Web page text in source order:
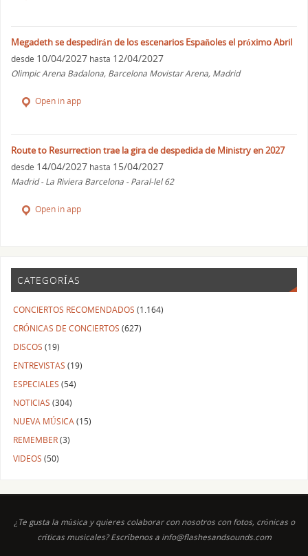
Megadeth se despedirán de los escenarios Españoles el próximo Abril
desde 10/04/2027 hasta 12/04/2027
Olimpic Arena Badalona, Barcelona Movistar Arena, Madrid
Open in app
Route to Resurrection trae la gira de despedida de Ministry en 2027
desde 14/04/2027 hasta 15/04/2027
Madrid - La Riviera Barcelona - Paral-lel 62
Open in app
CATEGORÍAS
CONCIERTOS RECOMENDADOS (1.164)
CRÓNICAS DE CONCIERTOS (627)
DISCOS (19)
ENTREVISTAS (19)
ESPECIALES (54)
NOTICIAS (304)
NUEVA MÚSICA(15)
REMEMBER(3)
VIDEOS (50)
¿Te gusta la música y quieres colaborar con nosotros con fotos, crónicas o
críticas musicales? Escríbenos a info@flashesandsounds.com